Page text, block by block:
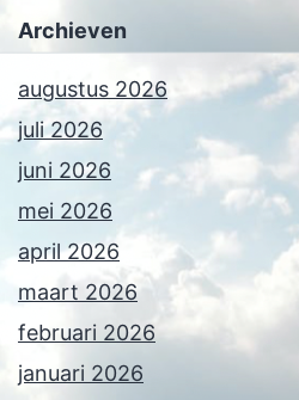
Archieven
augustus 2026
juli 2026
juni 2026
mei 2026
april 2026
maart 2026
februari 2026
januari 2026